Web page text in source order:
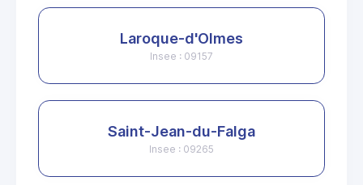
Laroque-d'Olmes
Insee : 09157
Saint-Jean-du-Falga
Insee : 09265